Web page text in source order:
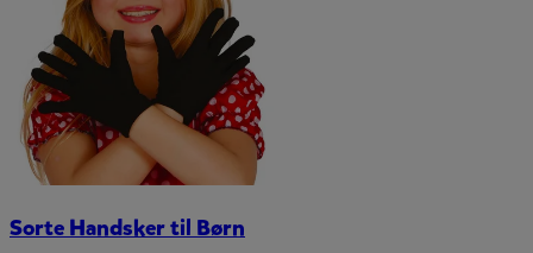
Sorte Handsker til Børn